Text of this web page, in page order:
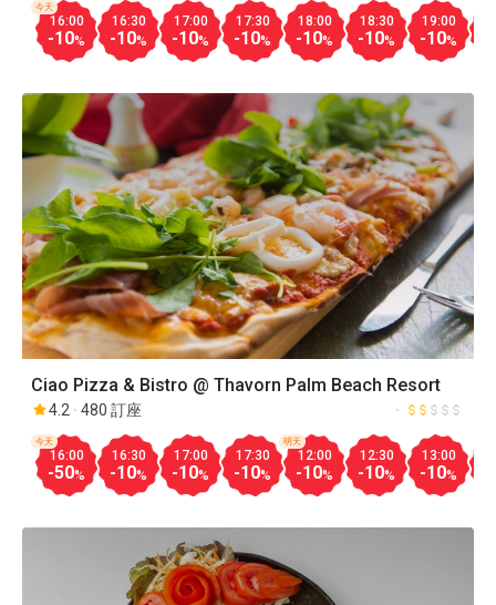
16:00
-10%
今天
16:30
-10%
17:00
-10%
17:30
-10%
18:00
-10%
18:30
-10%
19:00
-10%
Ciao Pizza & Bistro @ Thavorn Palm Beach Resort
4.2 480 訂座
16:00
-50%
今天
16:30
-10%
17:00
-10%
17:30
-10%
12:00
-10%
明天
12:30
-10%
13:00
-10%